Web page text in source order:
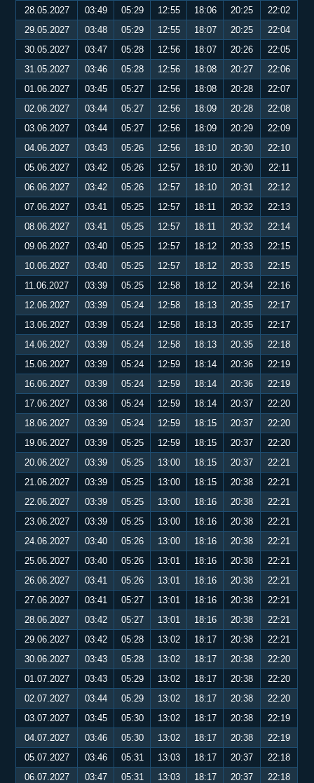
28.05.2027
03:49 05:29 12:55 18:06 20:25
22:02
29.05.2027
03:48 05:29 12:55 18:07 20:25
22:04
30.05.2027
03:47 05:28 12:56 18:07 20:26
22:05
31.05.2027
03:46 05:28 12:56 18:08 20:27
22:06
01.06.2027
03:45 05:27 12:56 18:08 20:28
22:07
02.06.2027
03:44 05:27 12:56 18:09 20:28
22:08
03.06.2027
03:44 05:27 12:56 18:09 20:29
22:09
04.06.2027
03:43 05:26 12:56 18:10 20:30
22:10
05.06.2027
03:42 05:26 12:57 18:10 20:30
22:11
06.06.2027
03:42 05:26 12:57 18:10 20:31
22:12
07.06.2027
03:41 05:25 12:57 18:11 20:32
22:13
08.06.2027
03:41 05:25 12:57 18:11 20:32
22:14
09.06.2027
03:40 05:25 12:57 18:12 20:33
22:15
10.06.2027
03:40 05:25 12:57 18:12 20:33
22:15
11.06.2027
03:39 05:25 12:58 18:12 20:34
22:16
12.06.2027
03:39 05:24 12:58 18:13 20:35
22:17
13.06.2027
03:39 05:24 12:58 18:13 20:35
22:17
14.06.2027
03:39 05:24 12:58 18:13 20:35
22:18
15.06.2027
03:39 05:24 12:59 18:14 20:36
22:19
16.06.2027
03:39 05:24 12:59 18:14 20:36
22:19
17.06.2027
03:38 05:24 12:59 18:14 20:37
22:20
18.06.2027
03:39 05:24 12:59 18:15 20:37
22:20
19.06.2027
03:39 05:25 12:59 18:15 20:37
22:20
20.06.2027
03:39 05:25 13:00 18:15 20:37
22:21
21.06.2027
03:39 05:25 13:00 18:15 20:38
22:21
22.06.2027
03:39 05:25 13:00 18:16 20:38
22:21
23.06.2027
03:39 05:25 13:00 18:16 20:38
22:21
24.06.2027
03:40 05:26 13:00 18:16 20:38
22:21
25.06.2027
03:40 05:26 13:01 18:16 20:38
22:21
26.06.2027
03:41 05:26 13:01 18:16 20:38
22:21
27.06.2027
03:41 05:27 13:01 18:16 20:38
22:21
28.06.2027
03:42 05:27 13:01 18:16 20:38
22:21
29.06.2027
03:42 05:28 13:02 18:17 20:38
22:21
30.06.2027
03:43 05:28 13:02 18:17 20:38
22:20
01.07.2027
03:43 05:29 13:02 18:17 20:38
22:20
02.07.2027
03:44 05:29 13:02 18:17 20:38
22:20
03.07.2027
03:45 05:30 13:02 18:17 20:38
22:19
04.07.2027
03:46 05:30 13:02 18:17 20:38
22:19
05.07.2027
03:46 05:31 13:03 18:17 20:37
22:18
06.07.2027
03:47 05:31 13:03 18:17 20:37
22:18